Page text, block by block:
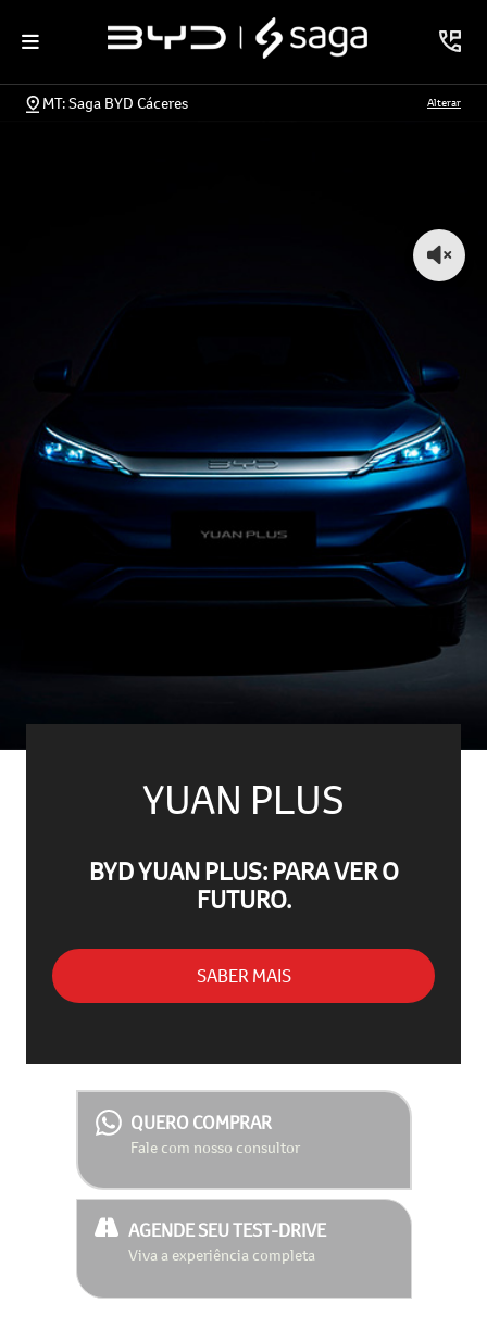
MT: Saga BYD Cáceres Alterar
YUAN PLUS
BYD YUAN PLUS: PARA VER O
FUTURO.
SABER MAIS
QUERO COMPRAR
Fale com nosso consultor
AGENDE SEU TEST-DRIVE
Viva a experiência completa